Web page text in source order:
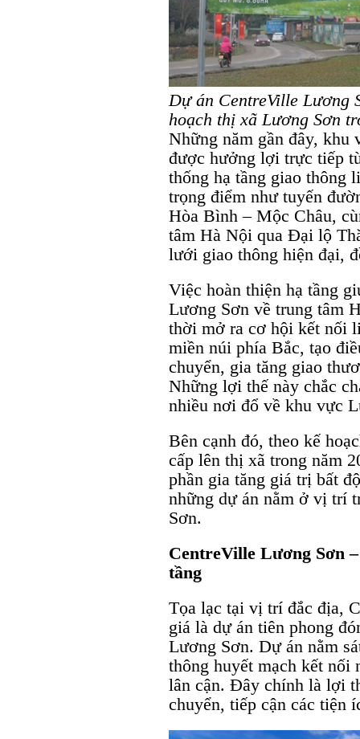
Dự án CentreVille Lương
hoạch thị xã Lương Sơn
Những năm gần đây,
được hưởng lợi trực tiếp
thống hạ tầng giao thông
trọng điểm như tuyến
Hòa Bình – Mộc Châu,
tâm Hà Nội qua Đại lộ
lưới giao thông hiện đại,
Việc hoàn thiện hạ tầng
Lương Sơn về trung tâm
thời mở ra cơ hội kết nối
miền núi phía Bắc, tạo
chuyển, gia tăng giao
Những lợi thế này chắc
nhiều nơi đổ về khu vực
Bên cạnh đó, theo kế
cấp lên thị xã trong năm
phần gia tăng giá trị bất
những dự án nằm ở vị trí
Sơn.
CentreVille Lương Sơn
tầng
Tọa lạc tại vị trí đắc địa,
giá là dự án tiên phong
Lương Sơn. Dự án nằm
thông huyết mạch kết nối
lân cận. Đây chính là lợi
chuyển, tiếp cận các tiện